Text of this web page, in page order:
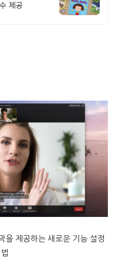
제공
을 제공하는 새로운 기능 설정
법